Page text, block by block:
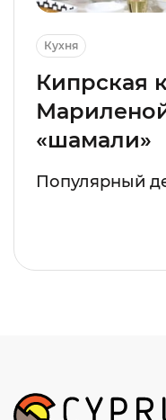
Кухня
Кипрская
«шамали»
Популярный